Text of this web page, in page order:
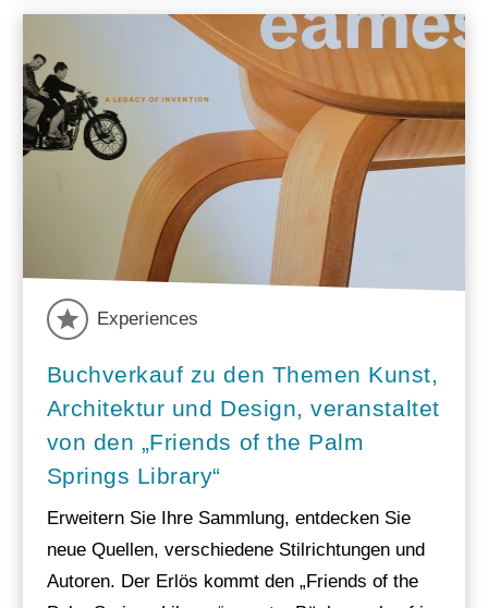
Experiences
Buchverkauf zu den Themen Kunst,
Architektur und Design, veranstaltet
von den „Friends of the Palm
Springs Library“
Erweitern Sie Ihre Sammlung, entdecken Sie
neue Quellen, verschiedene Stilrichtungen und
Autoren. Der Erlös kommt den „Friends of the